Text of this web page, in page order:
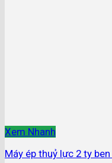
Xem Nhanh
Máy ép thuỷ lực 2 ty